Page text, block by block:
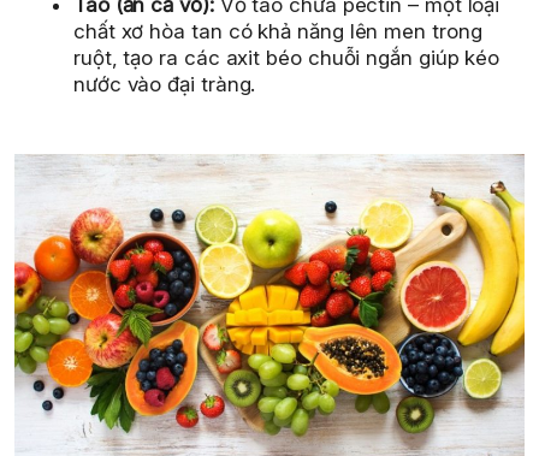
chất xơ hòa tan có khả năng lên men trong
ruột, tạo ra các axit béo chuỗi ngắn giúp kéo
nước vào đại tràng.